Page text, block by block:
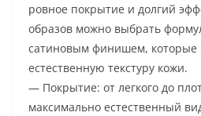
ровное покрытие и долгий
образов можно выбрать
сатиновым финишем, которые
естественную текстуру кожи.
— Покрытие: от легкого до
максимально естественный